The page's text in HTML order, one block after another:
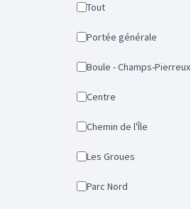
Tout
Portée générale
Boule - Champs-Pierreux
Centre
Chemin de l'Île
Les Groues
Parc Nord